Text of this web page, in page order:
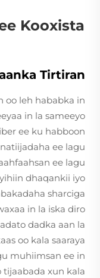
Kooxista
Tirtiran
oo leh hababka in
in la sameeyo
ee ku habboon
ee lagu
ee lagu
dhaqankii iyo
sharciga
in la iska diro
dadka aan la
oo kala saaraya
muhiimsan ee in
tijaabada xun kala